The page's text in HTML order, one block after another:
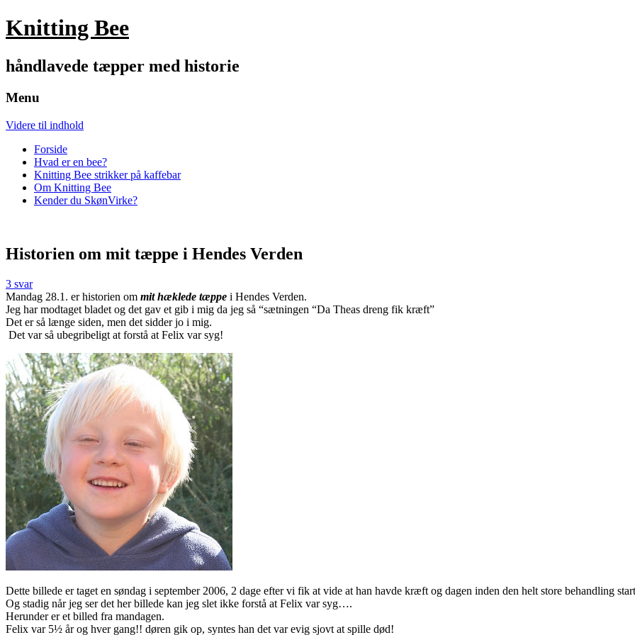
Knitting Bee
håndlavede tæpper med historie
Menu
Videre til indhold
Forside
Hvad er en bee?
Knitting Bee strikker på kaffebar
Om Knitting Bee
Kender du SkønVirke?
Historien om mit tæppe i Hendes Verden
3 svar
Mandag 28.1. er historien om mit hæklede tæppe i Hendes Verden.
Jeg har modtaget bladet og det gav et gib i mig da jeg så “sætningen “Da Theas dreng fik kræft”
Det er så længe siden, men det sidder jo i mig.
Det var så ubegribeligt at forstå at Felix var syg!
Dette billede er taget en søndag i september 2006, 2 dage efter vi fik at vide at han havde kræft og dagen inden den helt store behandling
Og stadig når jeg ser det her billede kan jeg slet ikke forstå at Felix var syg….
Herunder er et billed fra mandagen.
Felix var 5½ år og hver gang!! døren gik op, syntes han det var evig sjovt at spille død!